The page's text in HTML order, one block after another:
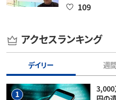
109
アクセスランキング
デイリー 週
1
3,000